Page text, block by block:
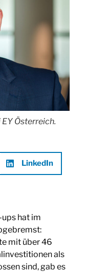
Österreich.
LinkedIn
hat im
mit über 46
als
sind, gab es